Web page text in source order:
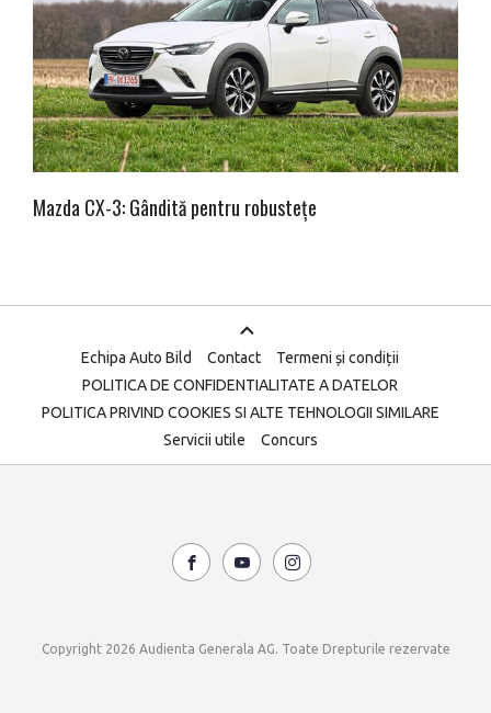
Mazda CX-3: Gândită pentru robustețe
Echipa Auto Bild Contact
Termeni și condiții
POLITICA DE CONFIDENTIALITATE A DATELOR
POLITICA PRIVIND COOKIES SI ALTE TEHNOLOGII SIMILARE
Servicii utile
Concurs
Copyright 2026 Audienta Generala AG. Toate Drepturile rezervate